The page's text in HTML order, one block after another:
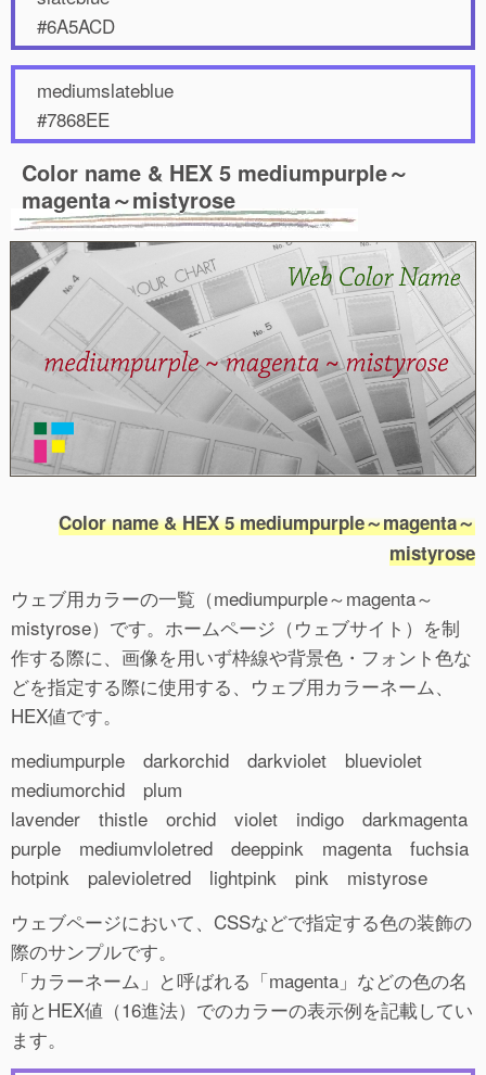
#6A5ACD
mediumslateblue
#7868EE
Color name & HEX 5 mediumpurple～
magenta～mistyrose
Color name & HEX 5 mediumpurple～magenta～
mistyrose
ウェブ用カラーの一覧（mediumpurple～magenta～
mistyrose）です。ホームページ（ウェブサイト）を制
作する際に、画像を用いず枠線や背景色・フォント色な
どを指定する際に使用する、ウェブ用カラーネーム、
HEX値です。
mediumpurple darkorchid darkviolet blueviolet
mediumorchid plum
lavender thistle orchid violet indigo darkmagenta
purple mediumvloletred deeppink magenta fuchsia
hotpink palevioletred lightpink pink mistyrose
ウェブページにおいて、CSSなどで指定する色の装飾の
際のサンプルです。
「カラーネーム」と呼ばれる「magenta」などの色の名
前とHEX値（16進法）でのカラーの表示例を記載してい
ます。